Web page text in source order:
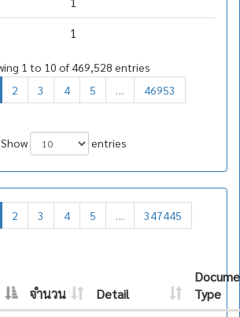
1
1 to 10 of 469,528 entries
2 3 4 5 …
46953
Show
entries
2 3 4 5 …
347445
จำนวน Detail
Type